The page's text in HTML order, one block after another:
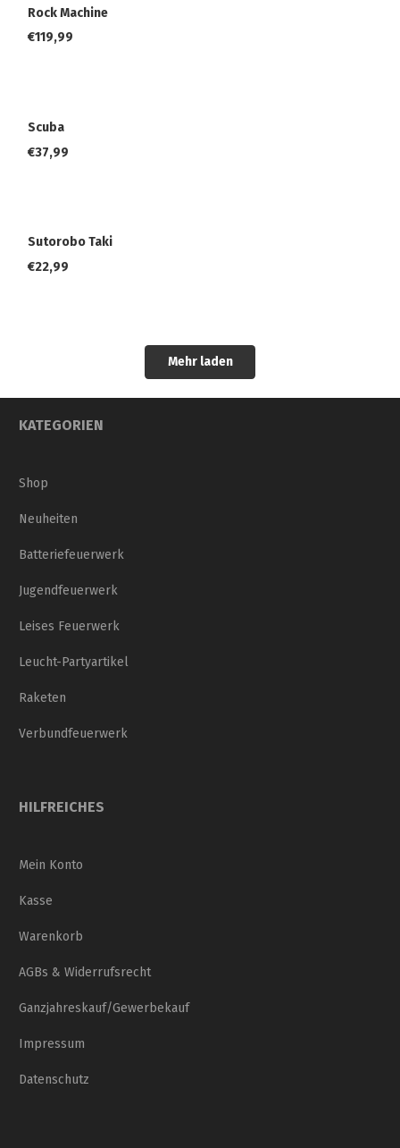
Rock Machine
€119,99
Scuba
€37,99
Sutorobo Taki
€22,99
Mehr laden
KATEGORIEN
Shop
Neuheiten
Batteriefeuerwerk
Jugendfeuerwerk
Leises Feuerwerk
Leucht-Partyartikel
Raketen
Verbundfeuerwerk
HILFREICHES
Mein Konto
Kasse
Warenkorb
AGBs & Widerrufsrecht
Ganzjahreskauf/Gewerbekauf
Impressum
Datenschutz